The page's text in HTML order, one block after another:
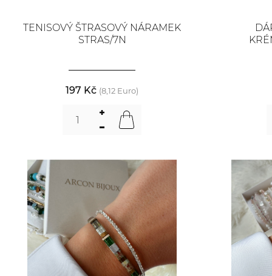
TENISOVÝ ŠTRASOVÝ NÁRAMEK
STRAS/7N
197 Kč (8,12 Euro)